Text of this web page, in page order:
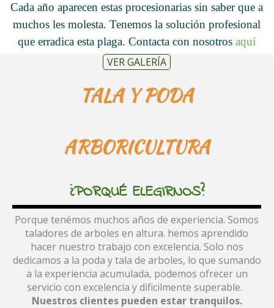
Cada año aparecen estas procesionarias sin saber que a
muchos les molesta. Tenemos la solución profesional
que erradica esta plaga. Contacta con nosotros aquí
VER GALERÍA
TALA Y PODA
ARBORICULTURA
¿PORQUÉ ELEGIRNOS?
Porque tenémos muchos años de experiencia. Somos
taladores de arboles en altura. hemos aprendido
hacer nuestro trabajo con excelencia. Solo nos
dedicamos a la poda y tala de arboles, lo que sumando
a la experiencia acumulada, podemos ofrecer un
servicio con excelencia y dificilmente superable.
Nuestros clientes pueden estar tranquilos.